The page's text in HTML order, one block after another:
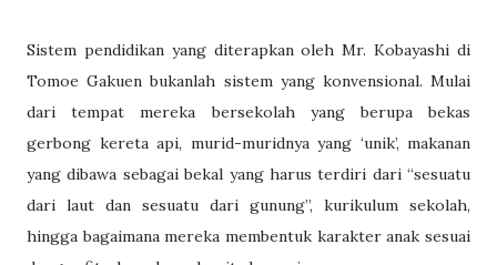
Sistem pendidikan yang diterapkan oleh Mr. Kobayashi di
Tomoe Gakuen bukanlah sistem yang konvensional. Mulai
dari tempat mereka bersekolah yang berupa bekas
gerbong kereta api, murid-muridnya yang ‘unik’, makanan
yang dibawa sebagai bekal yang harus terdiri dari “sesuatu
dari laut dan sesuatu dari gunung”, kurikulum sekolah,
hingga bagaimana mereka membentuk karakter anak sesuai